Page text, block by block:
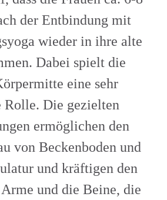
der Entbindung mit
wieder in ihre alte
Dabei spielt die
eine sehr
Die gezielten
ermöglichen den
von Beckenboden und
und kräftigen den
und die Beine, die